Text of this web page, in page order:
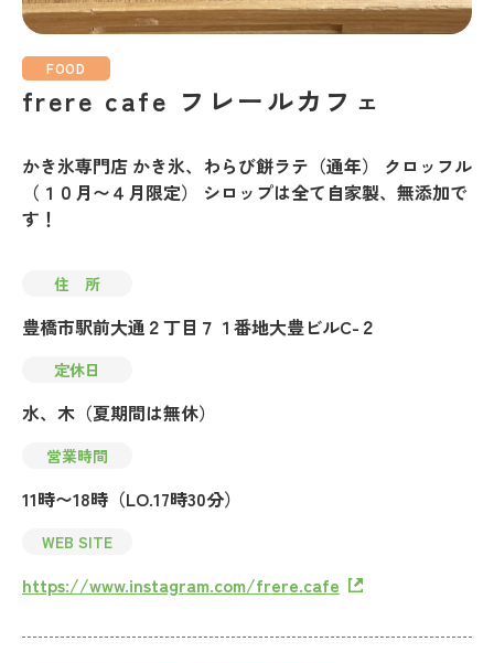
frere cafe フレールカフェ
かき氷専門店 かき氷、わらび餅ラテ（通年） クロッフル
（１０月〜４月限定） シロップは全て自家製、無添加で
す！
FOOD
住 所
豊橋市駅前大通２丁目７１番地大豊ビルC-２
定休日
水、木（夏期間は無休）
営業時間
11時〜18時（LO.17時30分）
WEB SITE
https://www.instagram.com/frere.cafe